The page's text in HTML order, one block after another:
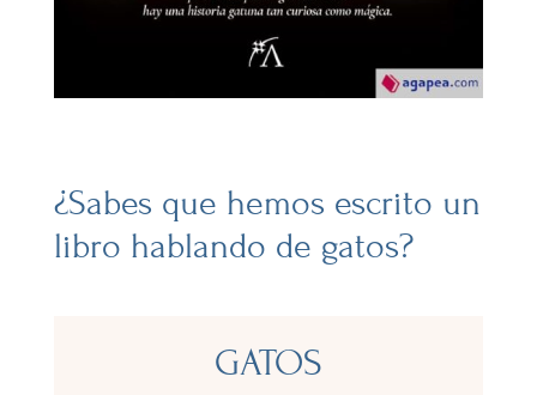
¿Sabes que hemos escrito un
libro hablando de gatos?
GATOS